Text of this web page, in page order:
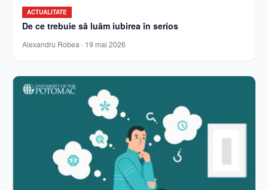
ACTUALITATE
De ce trebuie să luăm iubirea în serios
Alexandru Robea · 19 mai 2026